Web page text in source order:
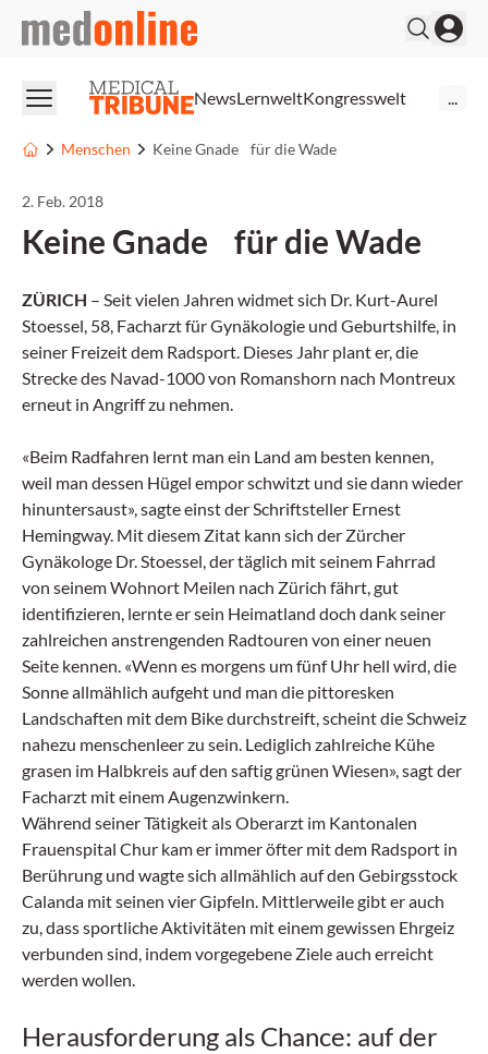
medonline
NewsLernweltKongresswelt
Menschen Keine Gnade für die Wade
2. Feb. 2018
Keine Gnade für die Wade
ZÜRICH – Seit vielen Jahren widmet sich Dr. Kurt-Aurel
Stoessel, 58, Facharzt für Gynäkologie und Geburtshilfe, in
seiner Freizeit dem Radsport. Dieses Jahr plant er, die
Strecke des Navad-1000 von Romanshorn nach Montreux
erneut in Angriff zu nehmen.
«Beim Radfahren lernt man ein Land am besten kennen,
weil man dessen Hügel empor schwitzt und sie dann wieder
hinuntersaust», sagte einst der Schriftsteller Ernest
Hemingway. Mit diesem Zitat kann sich der Zürcher
Gynäkologe Dr. Stoessel, der täglich mit seinem Fahrrad
von seinem Wohnort Meilen nach Zürich fährt, gut
identifizieren, lernte er sein Heimatland doch dank seiner
zahlreichen anstrengenden Radtouren von einer neuen
Seite kennen. «Wenn es morgens um fünf Uhr hell wird, die
Sonne allmählich aufgeht und man die pittoresken
Landschaften mit dem Bike durchstreift, scheint die Schweiz
nahezu menschenleer zu sein. Lediglich zahlreiche Kühe
grasen im Halbkreis auf den saftig grünen Wiesen», sagt der
Facharzt mit einem Augenzwinkern.
Während seiner Tätigkeit als Oberarzt im Kantonalen
Frauenspital Chur kam er immer öfter mit dem Radsport in
Berührung und wagte sich allmählich auf den Gebirgsstock
Calanda mit seinen vier Gipfeln. Mittlerweile gibt er auch
zu, dass sportliche Aktivitäten mit einem gewissen Ehrgeiz
verbunden sind, indem vorgegebene Ziele auch erreicht
werden wollen.
Herausforderung als Chance: auf der